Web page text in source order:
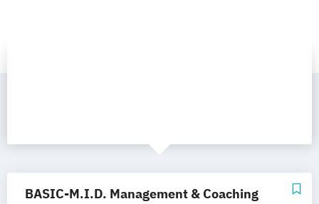
BASIC-M.I.D. Management & Coaching